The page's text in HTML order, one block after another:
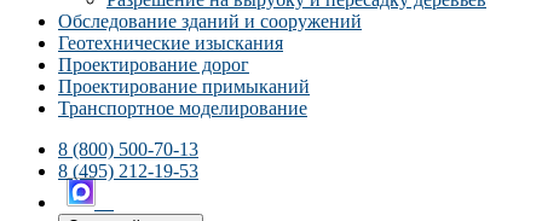
Обследование зданий и сооружений
Геотехнические изыскания
Проектирование дорог
Проектирование примыканий
Транспортное моделирование
8 (800) 500-70-13
8 (495) 212-19-53